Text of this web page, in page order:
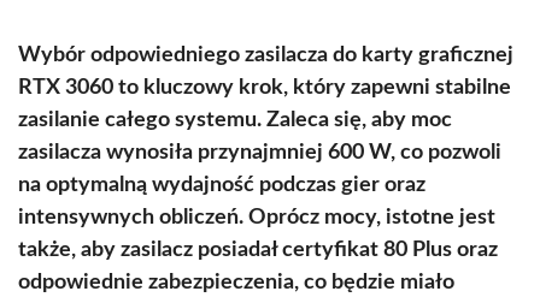
Wybór odpowiedniego zasilacza do karty graficznej
RTX 3060 to kluczowy krok, który zapewni stabilne
zasilanie całego systemu. Zaleca się, aby moc
zasilacza wynosiła przynajmniej 600 W, co pozwoli
na optymalną wydajność podczas gier oraz
intensywnych obliczeń. Oprócz mocy, istotne jest
także, aby zasilacz posiadał certyfikat 80 Plus oraz
odpowiednie zabezpieczenia, co będzie miało